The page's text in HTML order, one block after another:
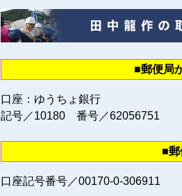
■郵便局
口座：ゆうちょ銀行
記号／10180 番号／62056751
■郵
口座記号番号／00170‐0‐306911